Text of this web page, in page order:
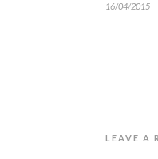
16/04/2015
LEAVE A